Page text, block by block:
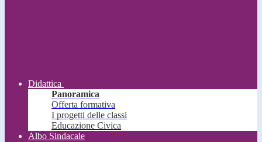
Didattica
Panoramica
Offerta formativa
I progetti delle classi
Educazione Civica
Albo Sindacale